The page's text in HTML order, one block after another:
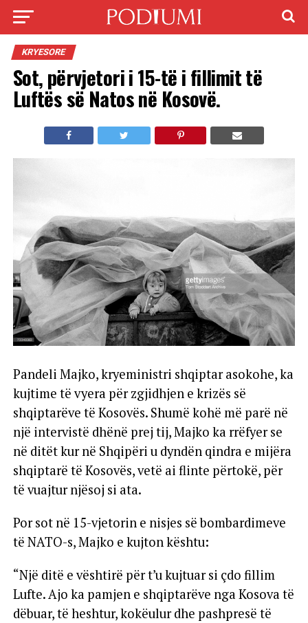
KRYESORE
Sot, përvjetori i 15-të i fillimit të
Luftës së Natos në Kosovë.
Pandeli Majko, kryeministri shqiptar asokohe, ka
kujtime të vyera për zgjidhjen e krizës së
shqiptarëve të Kosovës. Shumë kohë më parë në
një intervistë dhënë prej tij, Majko ka rrëfyer se
në ditët kur në Shqipëri u dyndën qindra e mijëra
shqiptarë të Kosovës, vetë ai flinte përtokë, për
të vuajtur njësoj si ata.
Por sot në 15-vjetorin e nisjes së bombardimeve
të NATO-s, Majko e kujton kështu:
“Një ditë e vështirë për t’u kujtuar si çdo fillim
Lufte. Ajo ka pamjen e shqiptarëve nga Kosova të
dëbuar, të heshtur, kokëulur dhe pashpresë të